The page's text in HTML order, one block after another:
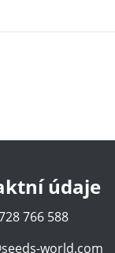
údaje
766 588
world.com